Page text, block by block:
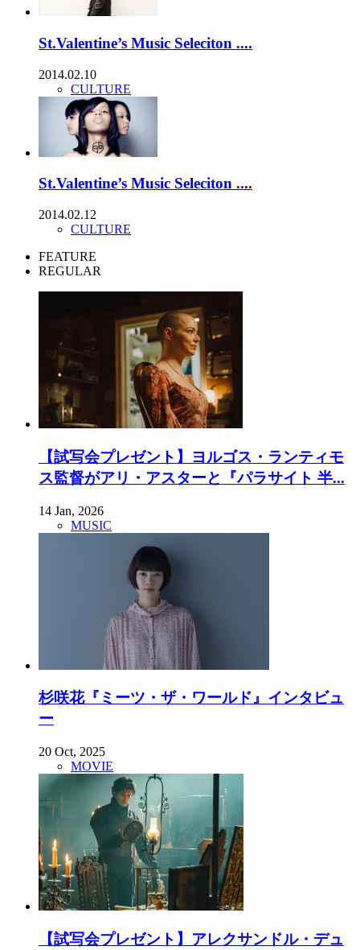
St.Valentine’s Music Seleciton ....
2014.02.10
CULTURE
St.Valentine’s Music Seleciton ....
2014.02.12
CULTURE
FEATURE
REGULAR
【試写会プレゼント】ヨルゴス・ランティモ
ス監督がアリ・アスターと『パラサイト 半...
14 Jan, 2026
MUSIC
杉咲花『ミーツ・ザ・ワールド』インタビュ
ー
20 Oct, 2025
MOVIE
【試写会プレゼント】アレクサンドル・デュ